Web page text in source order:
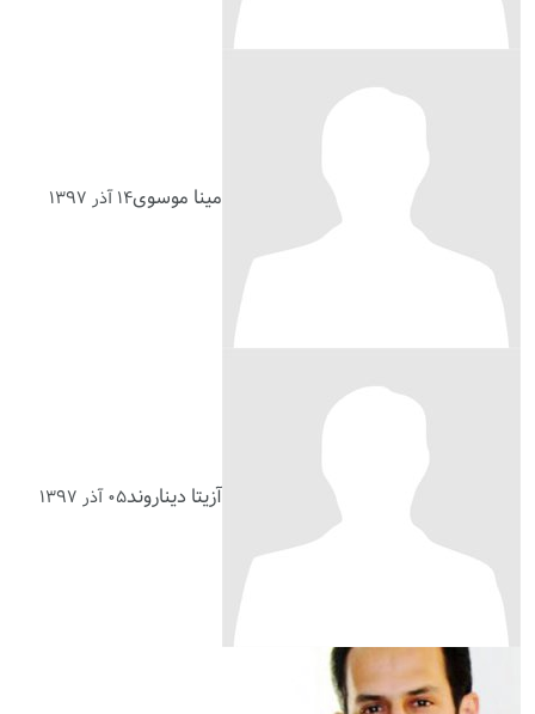
مینا موسوی۱۴ آذر ۱۳۹۷
آزیتا دیناروند۰۵ آذر ۱۳۹۷